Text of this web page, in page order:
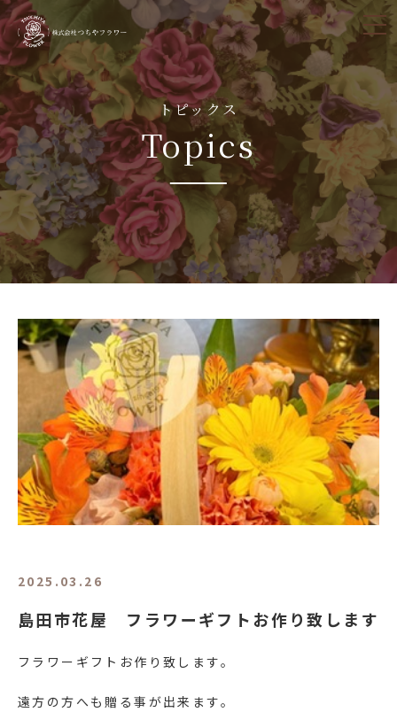
トピックス
Topics
2025.03.26
島田市花屋 フラワーギフトお作り致します
フラワーギフトお作り致します。
遠方の方へも贈る事が出来ます。